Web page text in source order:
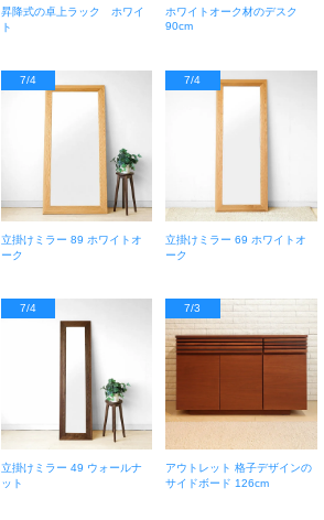
昇降式の卓上ラック ホワイ
ト
ホワイトオーク材のデスク
90cm
7/4
立掛けミラー 89 ホワイトオ
ーク
7/4
立掛けミラー 69 ホワイトオ
ーク
7/4
立掛けミラー 49 ウォールナ
ット
7/3
アウトレット 格子デザインの
サイドボード 126cm